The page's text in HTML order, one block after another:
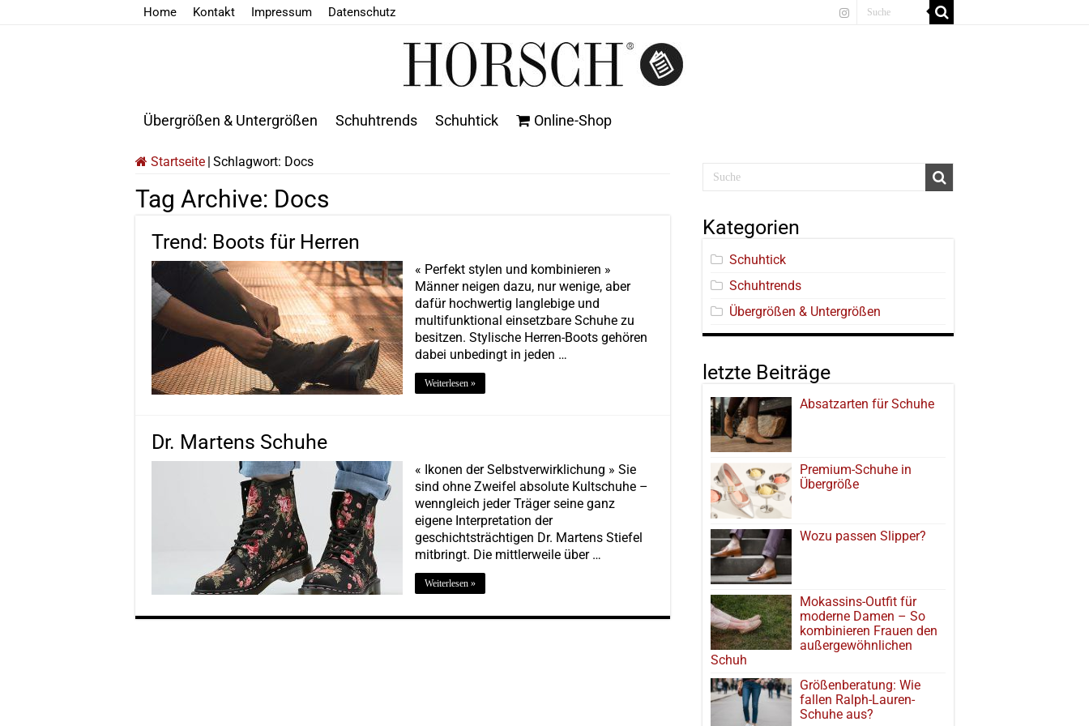
Home Kontakt Impressum Datenschutz
Übergrößen & Untergrößen Schuhtrends Schuhtick Online-Shop
Startseite Schlagwort: Docs
Tag Archive: Docs
Trend: Boots für Herren
« Perfekt stylen und kombinieren »
Männer neigen dazu, nur wenige, aber
dafür hochwertig langlebige und
multifunktional einsetzbare Schuhe zu
besitzen. Stylische Herren-Boots gehören
dabei unbedingt in jeden …
Weiterlesen »
Dr. Martens Schuhe
« Ikonen der Selbstverwirklichung » Sie
sind ohne Zweifel absolute Kultschuhe –
wenngleich jeder Träger seine ganz
eigene Interpretation der
geschichtsträchtigen Dr. Martens Stiefel
mitbringt. Die mittlerweile über …
Weiterlesen »
Kategorien
Schuhtick
Schuhtrends
Übergrößen & Untergrößen
letzte Beiträge
Absatzarten für Schuhe
Premium-Schuhe in
Übergröße
Wozu passen Slipper?
Mokassins-Outfit für
moderne Damen – So
kombinieren Frauen den
außergewöhnlichen
Schuh
Größenberatung: Wie
fallen Ralph-Lauren-
Schuhe aus?